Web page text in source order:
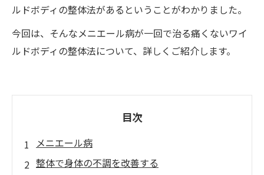
ルドボディの整体法があるということがわかりました。
今回は、そんなメニエール病が一回で治る痛くないワイ
ルドボディの整体法について、詳しくご紹介します。
目次
メニエール病
整体で身体の不調を改善する